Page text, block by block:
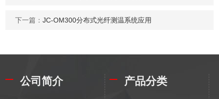
下一篇：JC-OM300分布式光纤测温系统应用
公司简介 产品分类